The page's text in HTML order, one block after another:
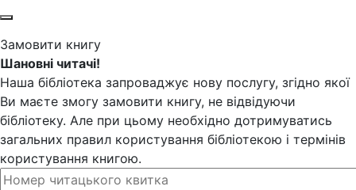
Замовити книгу
Шановні читачі!
Наша бібліотека запроваджує нову послугу, згідно якої
Ви маєте змогу замовити книгу, не відвідуючи
бібліотеку. Але при цьому необхідно дотримуватись
загальних правил користування бібліотекою і термінів
користування книгою.